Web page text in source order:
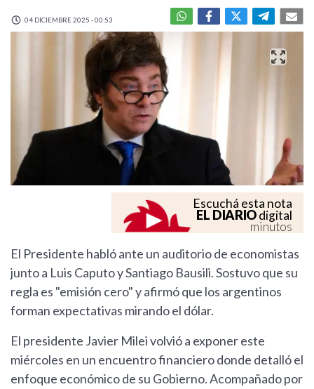
04 DICIEMBRE 2025 - 00:53
Escuchá esta nota
EL DIARIOdigital
minutos
El Presidente habló ante un auditorio de economistas
junto a Luis Caputo y Santiago Bausili. Sostuvo que su
regla es "emisión cero" y afirmó que los argentinos
forman expectativas mirando el dólar.
El presidente Javier Milei volvió a exponer este
miércoles en un encuentro financiero donde detalló el
enfoque económico de su Gobierno. Acompañado por